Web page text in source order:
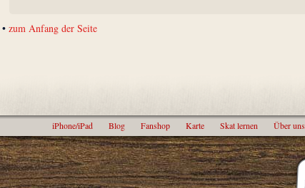
•zum Anfang der Seite
iPhone/iPad Blog Fanshop Karte Skat lernen Über uns